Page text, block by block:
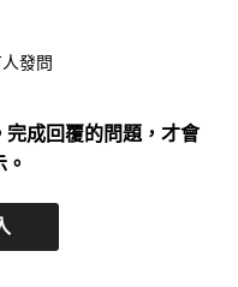
發問
成回覆的問題，才會